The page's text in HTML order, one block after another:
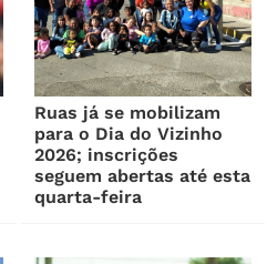
Ruas já se mobilizam
para o Dia do Vizinho
2026; inscrições
seguem abertas até esta
quarta-feira